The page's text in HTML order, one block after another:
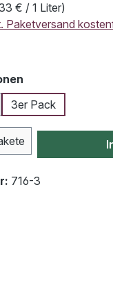
€ / 1 Liter)
Paketversand
3er Pack
Gib
716-3